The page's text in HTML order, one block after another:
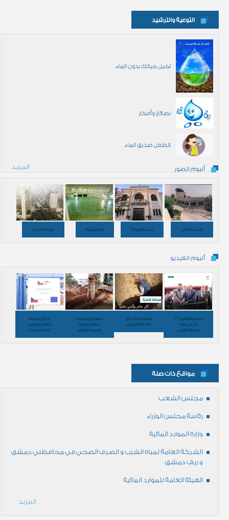
التوعية والترشيد
تخيل حياتك بدون الماء
نصائح وأفكار
الطفل صديق الماء
المزيد ألبوم الصور
التحكم الآلي مبنى الشركة نبع الفيجة الخط الساخن
ألبوم الفيديو
تدشين وتأهيل 22
بئراً في ريف
دمشق الغربي
عمالُنا فخرُنا.. كل
عام وأنتم بخير
تجهيز آبار جديدة
- وادي مروان
وجديدة يابوس
افتتاح محطة
تنقية مياه في
عدرا الجديدة
مواقع ذات صلة
مجلس الشعب
رئاسة مجلس الوزراء
وزارة الموارد المائية
الشركة العامة لمياه الشرب و الصرف الصحي في محافظتي دمشق
و ريف دمشق
الهيئة العامة للموارد المائية
المزيد